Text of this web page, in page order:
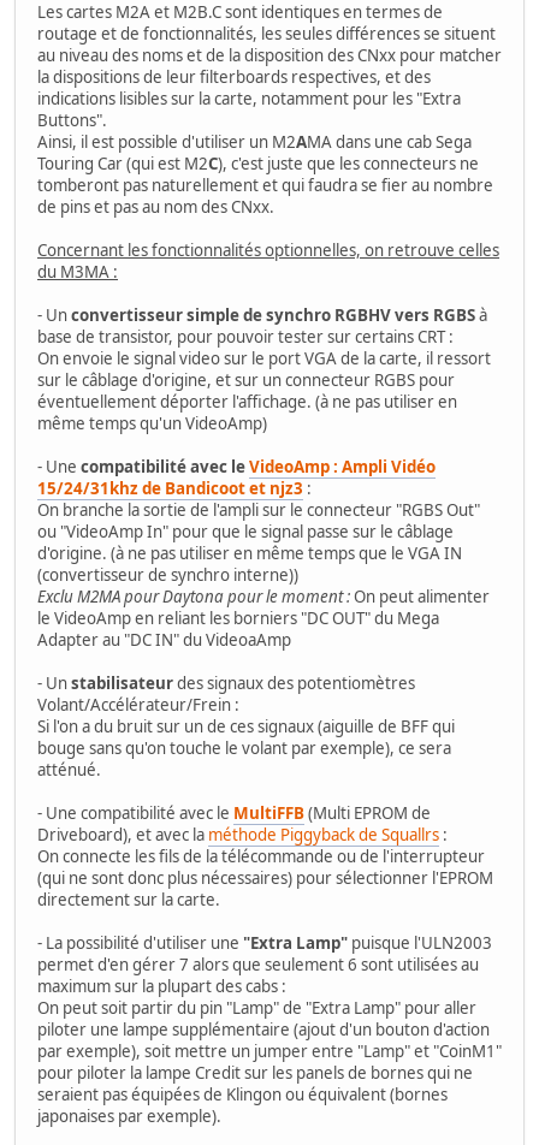
Les cartes M2A et M2B.C sont identiques en termes de
routage et de fonctionnalités, les seules différences se situent
au niveau des noms et de la disposition des CNxx pour matcher
la dispositions de leur filterboards respectives, et des
indications lisibles sur la carte, notamment pour les "Extra
Buttons".
Ainsi, il est possible d'utiliser un M2AMA dans une cab Sega
Touring Car (qui est M2C), c'est juste que les connecteurs ne
tomberont pas naturellement et qui faudra se fier au nombre
de pins et pas au nom des CNxx.
Concernant les fonctionnalités optionnelles, on retrouve celles
du M3MA :
- Unconvertisseur simple de synchro RGBHV vers RGBSà
base de transistor, pour pouvoir tester sur certains CRT :
On envoie le signal video sur le port VGA de la carte, il ressort
sur le câblage d'origine, et sur un connecteur RGBS pour
éventuellement déporter l'affichage. (à ne pas utiliser en
même temps qu'un VideoAmp)
- Une compatibilité avec leVideoAmp : Ampli Vidéo
15/24/31khz de Bandicoot et njz3 :
On branche la sortie de l'ampli sur le connecteur "RGBS Out"
ou "VideoAmp In" pour que le signal passe sur le câblage
d'origine. (à ne pas utiliser en même temps que le VGA IN
(convertisseur de synchro interne))
Exclu M2MA pour Daytona pour le moment :On peut alimenter
le VideoAmp en reliant les borniers "DC OUT" du Mega
Adapter au "DC IN" du VideoaAmp
- Unstabilisateurdes signaux des potentiomètres
Volant/Accélérateur/Frein :
Si l'on a du bruit sur un de ces signaux (aiguille de BFF qui
bouge sans qu'on touche le volant par exemple), ce sera
atténué.
- Une compatibilité avec le MultiFFB(Multi EPROM de
Driveboard), et avec la méthode Piggyback de Squallrs :
On connecte les fils de la télécommande ou de l'interrupteur
(qui ne sont donc plus nécessaires) pour sélectionner l'EPROM
directement sur la carte.
- La possibilité d'utiliser une "Extra Lamp" puisque l'ULN2003
permet d'en gérer 7 alors que seulement 6 sont utilisées au
maximum sur la plupart des cabs :
On peut soit partir du pin "Lamp" de "Extra Lamp" pour aller
piloter une lampe supplémentaire (ajout d'un bouton d'action
par exemple), soit mettre un jumper entre "Lamp" et "CoinM1"
pour piloter la lampe Credit sur les panels de bornes qui ne
seraient pas équipées de Klingon ou équivalent (bornes
japonaises par exemple).